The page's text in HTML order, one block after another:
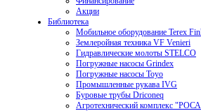
Акции
Библиотека
Мобильное оборудование Terex
Землеройная техника VF Venieri
Гидравлические молоты STELCO
Погружные насосы Grindex
Погружные насосы Toyo
Промышленные рукава IVG
Буровые трубы Driconeq
Агротехнический комплекс